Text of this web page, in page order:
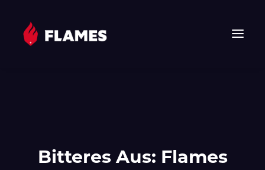
JUNIOR FLAMES
JUGEND
Bitteres Aus: Flames